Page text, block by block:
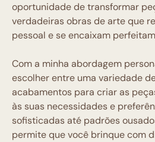
oportunidade de transformar
verdadeiras obras de arte que
pessoal e se encaixam
Com a minha abordagem
escolher entre uma variedade
acabamentos para criar as
às suas necessidades e
sofisticadas até padrões
permite que você brinque com